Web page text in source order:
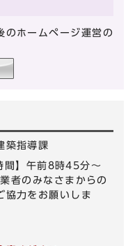
のホームページ運営の
築指導課
】午前8時45分～
者のみなさまからの
協力をお願いしま